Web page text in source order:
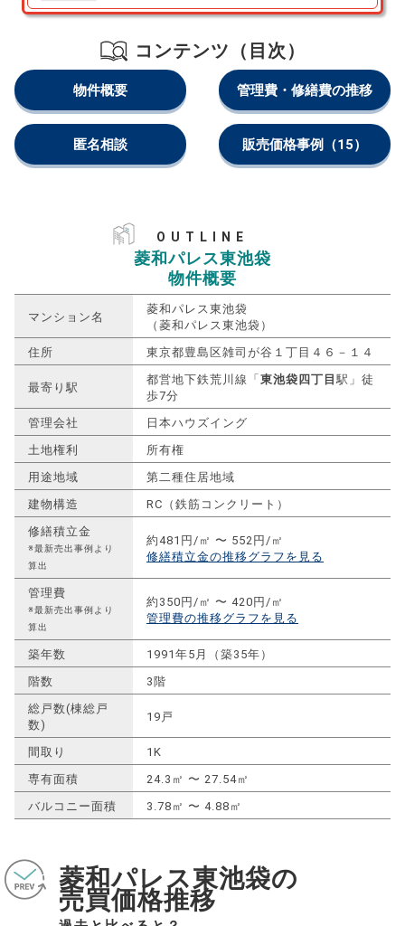
コンテンツ（目次）
物件概要 管理費・修繕費の推移
匿名相談 販売価格事例 （15）
OUTLINE
菱和パレス東池袋
物件概要
マンション名
菱和パレス東池袋
（菱和パレス東池袋）
住所
東京都豊島区雑司が谷１丁目４６－１４
最寄り駅
都営地下鉄荒川線「東池袋四丁目 駅」徒
歩7分
管理会社
日本ハウズイング
土地権利
所有権
用途地域
第二種住居地域
建物構造
RC（鉄筋コンクリート）
修繕積立金
※最新売出事例より
算出
約481円/㎡ 〜 552円/㎡
修繕積立金の推移グラフを見る
管理費
※最新売出事例より
算出
約350円/㎡ 〜 420円/㎡
管理費の推移グラフを見る
築年数
1991年5月（築35年）
階数
3階
総戸数(棟総戸
数)
19戸
間取り
1K
専有面積
24.3㎡ 〜 27.54㎡
バルコニー面積
3.78㎡ 〜 4.88㎡
菱和パレス東池袋の
売買価格推移